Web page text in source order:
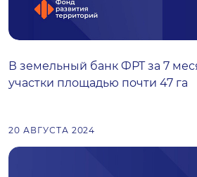
В земельный банк ФРТ за 7
участки площадью почти 47 га
20 АВГУСТА 2024